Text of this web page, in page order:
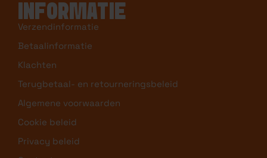
INFORMATIE
Verzendinformatie
Betaalinformatie
Klachten
Terugbetaal- en retourneringsbeleid
Algemene voorwaarden
Cookie beleid
Privacy beleid